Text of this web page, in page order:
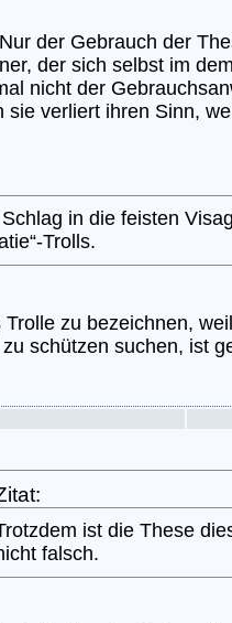
der Gebrauch der
der sich selbst im
nicht der
sie verliert ihren Sinn,
in die feisten
Trolls.
Trolle zu bezeichnen,
schützen suchen, ist
ist die These
falsch.